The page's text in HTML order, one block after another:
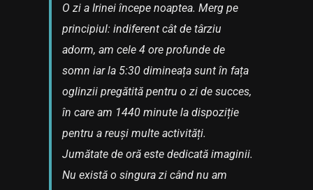
O zi a Irinei începe noaptea. Merg pe
principiul: indiferent cât de târziu
adorm, am cele 4 ore profunde de
somn iar la 5:30 dimineața sunt în fața
oglinzii pregătită pentru o zi de succes,
în care am 1440 minute la dispoziție
pentru a reuși multe activități.
Jumătate de oră este dedicată imaginii.
Nu există o singura zi când nu am